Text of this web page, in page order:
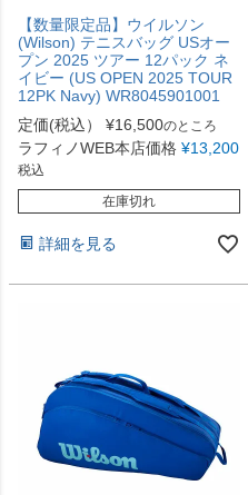
【数量限定品】ウイルソン
(Wilson) テニスバッグ USオー
プン 2025 ツアー 12パック ネ
イビー (US OPEN 2025 TOUR
12PK Navy) WR8045901001
定価(税込）
¥16,500のところ
ラフィノWEB本店価格 ¥13,200
税込
在庫切れ
詳細を見る